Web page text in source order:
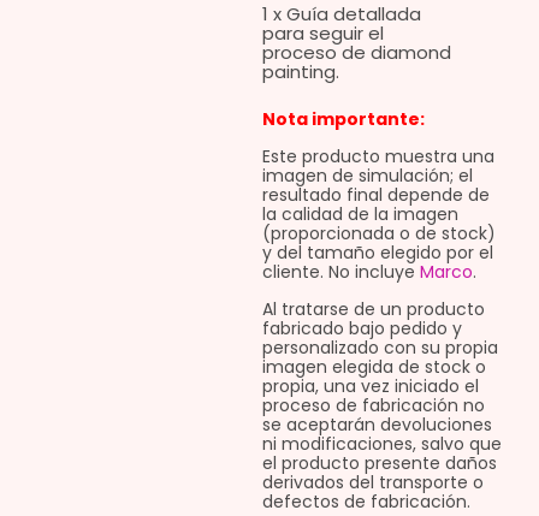
1 x Guía detallada
para seguir el
proceso de diamond
painting.
Nota importante:
Este producto muestra una
imagen de simulación; el
resultado final depende de
la calidad de la imagen
(proporcionada o de stock)
y del tamaño elegido por el
cliente. No incluye Marco.
Al tratarse de un producto
fabricado bajo pedido y
personalizado con su propia
imagen elegida de stock o
propia, una vez iniciado el
proceso de fabricación no
se aceptarán devoluciones
ni modificaciones, salvo que
el producto presente daños
derivados del transporte o
defectos de fabricación.